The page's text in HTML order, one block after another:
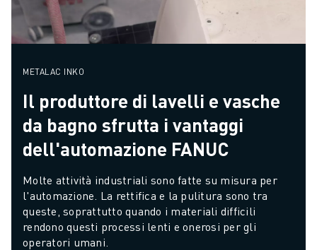
METALAC INKO
Il produttore di lavelli e vasche
da bagno sfrutta i vantaggi
dell'automazione FANUC
Molte attività industriali sono fatte su misura per
l'automazione. La rettifica e la pulitura sono tra
queste, soprattutto quando i materiali difficili
rendono questi processi lenti e onerosi per gli
operatori umani.